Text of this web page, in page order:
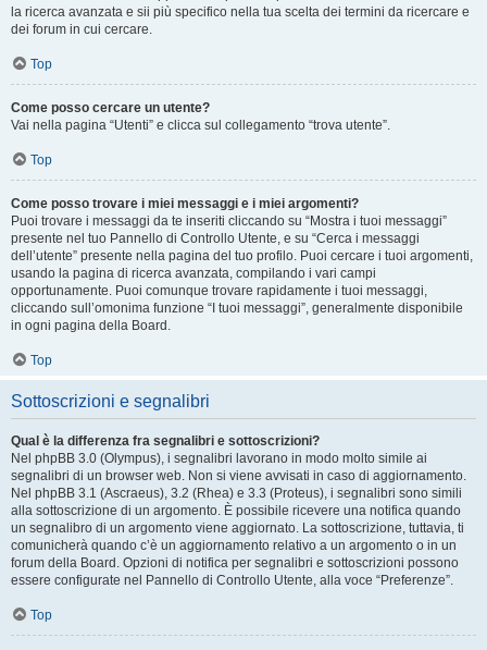
la ricerca avanzata e sii più specifico nella tua scelta dei termini da ricercare e
dei forum in cui cercare.
Top
Come posso cercare un utente?
Vai nella pagina “Utenti” e clicca sul collegamento “trova utente”.
Top
Come posso trovare i miei messaggi e i miei argomenti?
Puoi trovare i messaggi da te inseriti cliccando su “Mostra i tuoi messaggi”
presente nel tuo Pannello di Controllo Utente, e su “Cerca i messaggi
dell’utente” presente nella pagina del tuo profilo. Puoi cercare i tuoi argomenti,
usando la pagina di ricerca avanzata, compilando i vari campi
opportunamente. Puoi comunque trovare rapidamente i tuoi messaggi,
cliccando sull’omonima funzione “I tuoi messaggi”, generalmente disponibile
in ogni pagina della Board.
Top
Sottoscrizioni e segnalibri
Qual è la differenza fra segnalibri e sottoscrizioni?
Nel phpBB 3.0 (Olympus), i segnalibri lavorano in modo molto simile ai
segnalibri di un browser web. Non si viene avvisati in caso di aggiornamento.
Nel phpBB 3.1 (Ascraeus), 3.2 (Rhea) e 3.3 (Proteus), i segnalibri sono simili
alla sottoscrizione di un argomento. È possibile ricevere una notifica quando
un segnalibro di un argomento viene aggiornato. La sottoscrizione, tuttavia, ti
comunicherà quando c’è un aggiornamento relativo a un argomento o in un
forum della Board. Opzioni di notifica per segnalibri e sottoscrizioni possono
essere configurate nel Pannello di Controllo Utente, alla voce “Preferenze”.
Top